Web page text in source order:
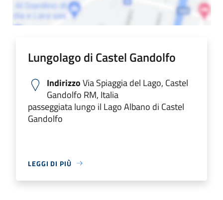
Lungolago di Castel Gandolfo
IndirizzoVia Spiaggia del Lago, Castel
Gandolfo RM, Italia
passeggiata lungo il Lago Albano di Castel
Gandolfo
LEGGI DI PIÙ